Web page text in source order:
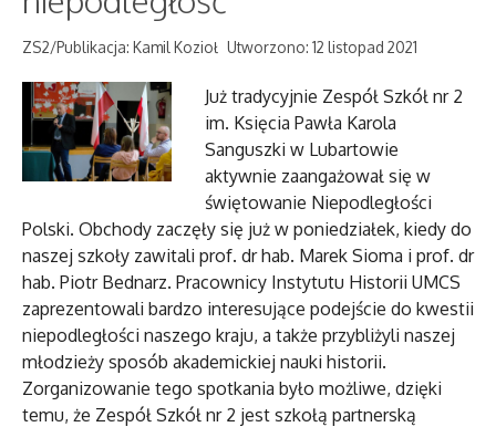
ZS2/Publikacja: Kamil Kozioł Utworzono: 12 listopad 2021
Już tradycyjnie Zespół Szkół nr 2
im. Księcia Pawła Karola
Sanguszki w Lubartowie
aktywnie zaangażował się w
świętowanie Niepodległości
Polski. Obchody zaczęły się już w poniedziałek, kiedy do
naszej szkoły zawitali prof. dr hab. Marek Sioma i prof. dr
hab. Piotr Bednarz. Pracownicy Instytutu Historii UMCS
zaprezentowali bardzo interesujące podejście do kwestii
niepodległości naszego kraju, a także przybliżyli naszej
młodzieży sposób akademickiej nauki historii.
Zorganizowanie tego spotkania było możliwe, dzięki
temu, że Zespół Szkół nr 2 jest szkołą partnerską